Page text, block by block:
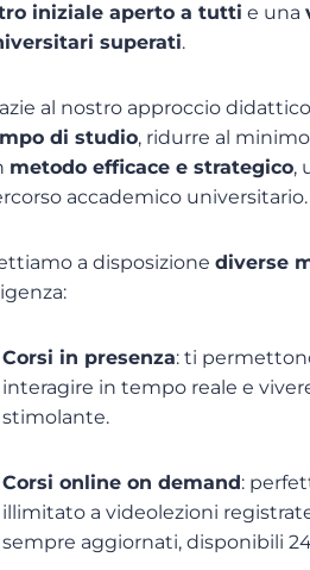
iniziale aperto a tutti e una
superati.
al nostro approccio
di studio, ridurre al
metodo efficace e strategico,
accademico universitario.
a disposizione diverse
Corsi in presenza: ti
interagire in tempo reale e
stimolante.
Corsi online on demand:
illimitato a videolezioni
sempre aggiornati, disponibili